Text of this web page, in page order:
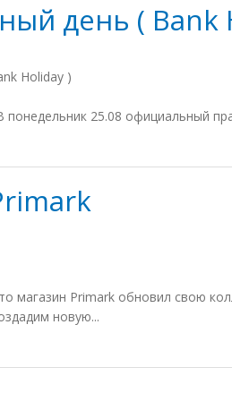
день ( Bank
Holiday )
25.08 официальный
магазин Primark обновил свою
новую...